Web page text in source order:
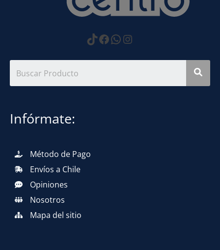
https://
Facebook
WhatsApp
Instagram
Infórmate:
Método de Pago
Envíos a Chile
Opiniones
Nosotros
Mapa del sitio